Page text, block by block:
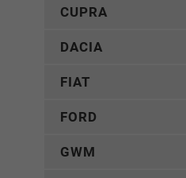
CUPRA
DACIA
FIAT
FORD
GWM